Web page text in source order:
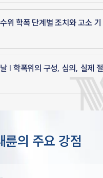
위 학폭 단계별 조치와 고소 기
| 학폭위의 구성, 심의, 실제 절
륜의 주요 강점